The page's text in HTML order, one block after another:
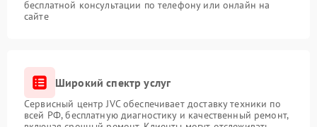
бесплатной консультации по телефону или онлайн на
сайте
Широкий спектр услуг
Сервисный центр JVC обеспечивает доставку техники по
всей РФ, бесплатную диагностику и качественный ремонт,